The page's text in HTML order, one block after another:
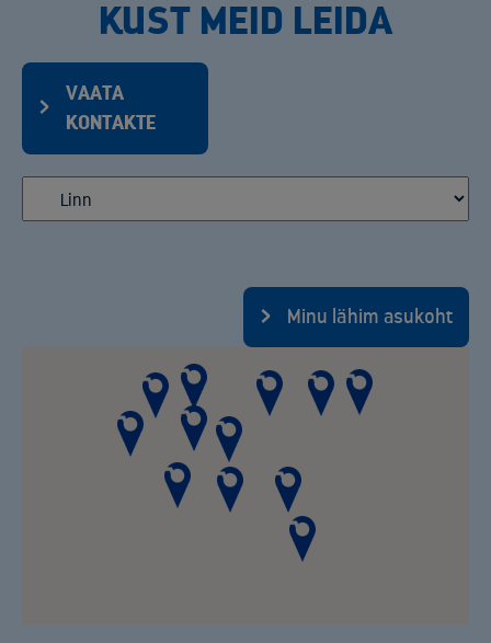
KUST MEID LEIDA
VAATA
KONTAKTE
Minu lähim asukoht